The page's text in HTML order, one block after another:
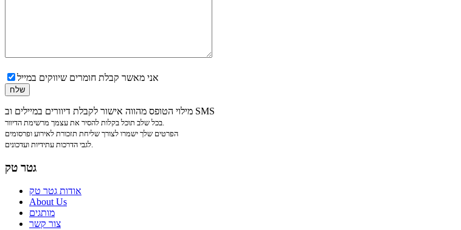
אני מאשר קבלת חומרים שיווקים במייל
מילוי הטופס מהווה אישור לקבלת דיוורים במיילים וב SMS
הפרטים שלך ישמרו לצורך שליחת תזכורת לאירוע ופרסומים
גטר טק
אודות גטר טק
About Us
מותגים
צור קשר